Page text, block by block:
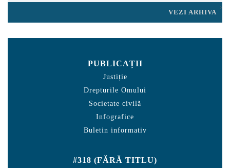
VEZI ARHIVA
PUBLICAȚII
Justiție
Drepturile Omului
Societate civilă
Infografice
Buletin informativ
#318 (FĂRĂ TITLU)